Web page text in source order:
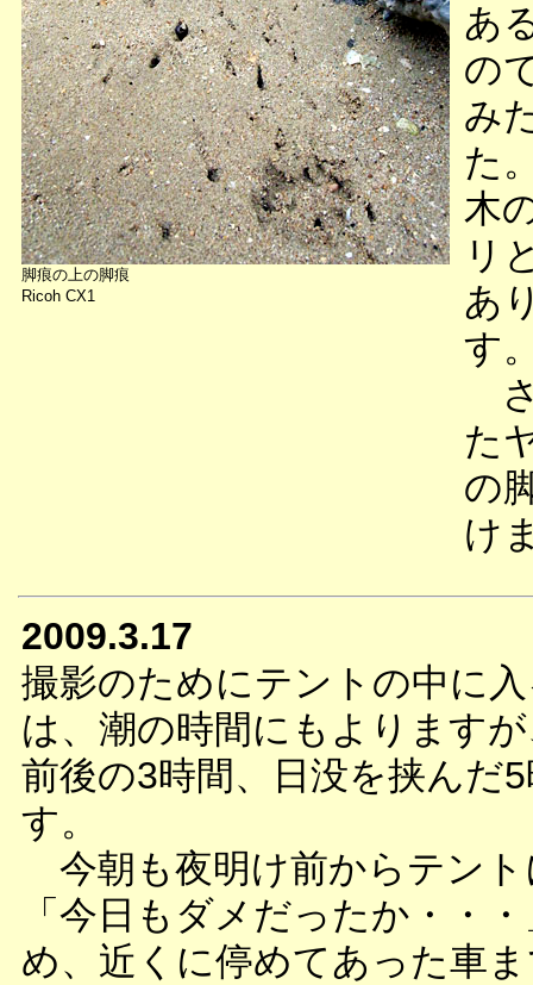
脚痕の上の脚痕
Ricoh CX1
あ
の
み
た
木
リ
あ
す
た
の
け
2009.3.17
撮影のためにテントの中に
は、潮の時間にもよります
前後の3時間、日没を挟んだ
す。
今朝も夜明け前からテント
「今日もダメだったか・・
め、近くに停めてあった車